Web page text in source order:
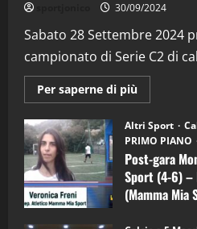
30/09/2024
Sabato 28 Settembre 2024
campionato di Serie C2 di
Per saperne di più
Post-
gara
Mongiuffi
Melia
–
Mamma
Mia
Sport
6)
Altri Sport
PRIMO PIANO
Post-gara
Sport (4-6) –
(Mamma Mia
2
(Martedi 28
28/04/2026
3
"SportEmpire"
(Martedi 21
21/04/2026